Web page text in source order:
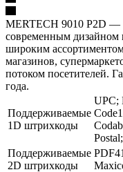
MERTECH 9010 P2D —
современным дизайном
широким
магазинов,
потоком посетителей.
года.
Поддерживаемые
1D штрихкоды
UPC;
Поддерживаемые
2D штрихкоды